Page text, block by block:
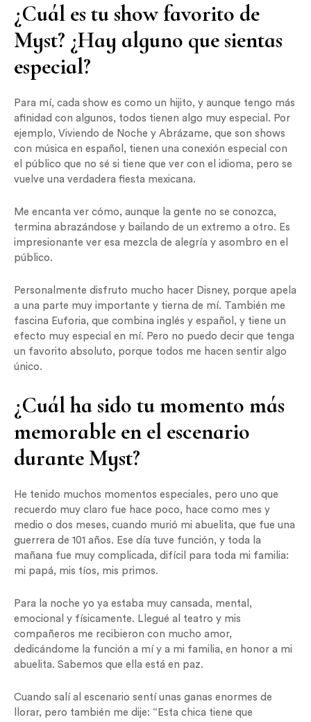
¿Cuál es tu show favorito de
Myst? ¿Hay alguno que sientas
especial?
Para mí, cada show es como un hijito, y aunque tengo más
afinidad con algunos, todos tienen algo muy especial. Por
ejemplo, Viviendo de Noche y Abrázame, que son shows
con música en español, tienen una conexión especial con
el público que no sé si tiene que ver con el idioma, pero se
vuelve una verdadera fiesta mexicana.
Me encanta ver cómo, aunque la gente no se conozca,
termina abrazándose y bailando de un extremo a otro. Es
impresionante ver esa mezcla de alegría y asombro en el
público.
Personalmente disfruto mucho hacer Disney, porque apela
a una parte muy importante y tierna de mí. También me
fascina Euforia, que combina inglés y español, y tiene un
efecto muy especial en mí. Pero no puedo decir que tenga
un favorito absoluto, porque todos me hacen sentir algo
único.
¿Cuál ha sido tu momento más
memorable en el escenario
durante Myst?
He tenido muchos momentos especiales, pero uno que
recuerdo muy claro fue hace poco, hace como mes y
medio o dos meses, cuando murió mi abuelita, que fue una
guerrera de 101 años. Ese día tuve función, y toda la
mañana fue muy complicada, difícil para toda mi familia:
mi papá, mis tíos, mis primos.
Para la noche yo ya estaba muy cansada, mental,
emocional y físicamente. Llegué al teatro y mis
compañeros me recibieron con mucho amor,
dedicándome la función a mí y a mi familia, en honor a mi
abuelita. Sabemos que ella está en paz.
Cuando salí al escenario sentí unas ganas enormes de
llorar, pero también me dije: “Esta chica tiene que